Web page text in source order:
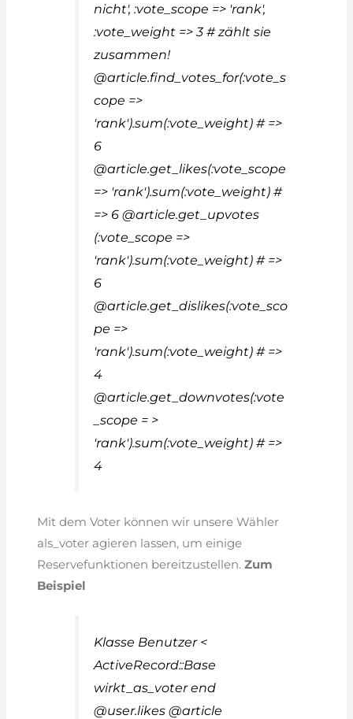
nicht', :vote_scope => 'rank',
:vote_weight => 3 # zählt sie
zusammen!
@article.find_votes_for(:vote_s
cope =>
'rank').sum(:vote_weight) # =>
6
@article.get_likes(:vote_scope
=> 'rank').sum(:vote_weight) #
=> 6 @article.get_upvotes
(:vote_scope =>
'rank').sum(:vote_weight) # =>
6
@article.get_dislikes(:vote_sco
pe =>
'rank').sum(:vote_weight) # =>
4
@article.get_downvotes(:vote
_scope = >
'rank').sum(:vote_weight) # =>
4
Mit dem Voter können wir unsere Wähler
als_voter agieren lassen, um einige
Reservefunktionen bereitzustellen.Zum
Beispiel
Klasse Benutzer <
ActiveRecord::Base
wirkt_as_voter end
@user.likes @article